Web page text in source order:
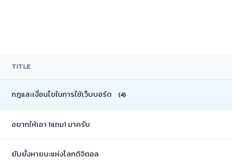
TITLE
กฎและเงื่อนไขในการใช้เว็บบอร์ด (4)
อยากให้เอา 1แถม1 มาครับ
ยับยั้งหายนะแห่งโลกดิจิตอล